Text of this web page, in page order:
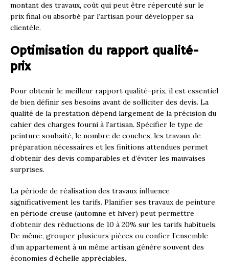
montant des travaux, coût qui peut être répercuté sur le
prix final ou absorbé par l’artisan pour développer sa
clientèle.
Optimisation du rapport qualité-
prix
Pour obtenir le meilleur rapport qualité-prix, il est essentiel
de bien définir ses besoins avant de solliciter des devis. La
qualité de la prestation dépend largement de la précision du
cahier des charges fourni à l’artisan. Spécifier le type de
peinture souhaité, le nombre de couches, les travaux de
préparation nécessaires et les finitions attendues permet
d’obtenir des devis comparables et d’éviter les mauvaises
surprises.
La période de réalisation des travaux influence
significativement les tarifs. Planifier ses travaux de peinture
en période creuse (automne et hiver) peut permettre
d’obtenir des réductions de 10 à 20% sur les tarifs habituels.
De même, grouper plusieurs pièces ou confier l’ensemble
d’un appartement à un même artisan génère souvent des
économies d’échelle appréciables.